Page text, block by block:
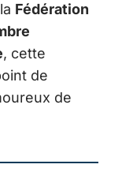
Fédération
, cette
de
de